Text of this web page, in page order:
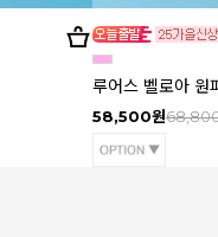
루어스 벨로아 원
58,500원